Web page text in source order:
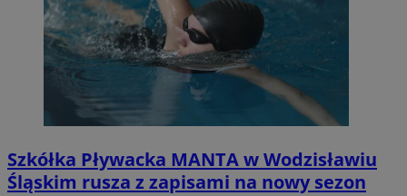
Szkółka Pływacka MANTA w Wodzisławiu
Śląskim rusza z zapisami na nowy sezon